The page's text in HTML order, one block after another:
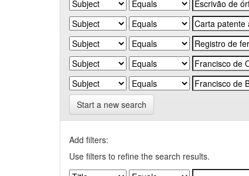
Start a new search
Add filters:
Use filters to refine the search results.